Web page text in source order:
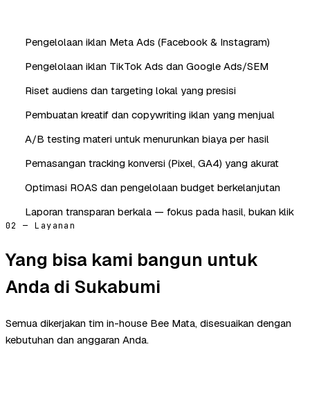
Pengelolaan iklan Meta Ads (Facebook & Instagram)
Pengelolaan iklan TikTok Ads dan Google Ads/SEM
Riset audiens dan targeting lokal yang presisi
Pembuatan kreatif dan copywriting iklan yang menjual
A/B testing materi untuk menurunkan biaya per hasil
Pemasangan tracking konversi (Pixel, GA4) yang akurat
Optimasi ROAS dan pengelolaan budget berkelanjutan
Laporan transparan berkala — fokus pada hasil, bukan klik
02 — Layanan
Yang bisa kami bangun untuk
Anda di Sukabumi
Semua dikerjakan tim in-house Bee Mata, disesuaikan dengan
kebutuhan dan anggaran Anda.